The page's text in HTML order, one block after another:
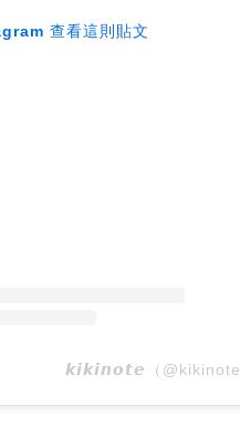
查看這則貼文
𝙠𝙞𝙠𝙞𝙣𝙤𝙩𝙚（